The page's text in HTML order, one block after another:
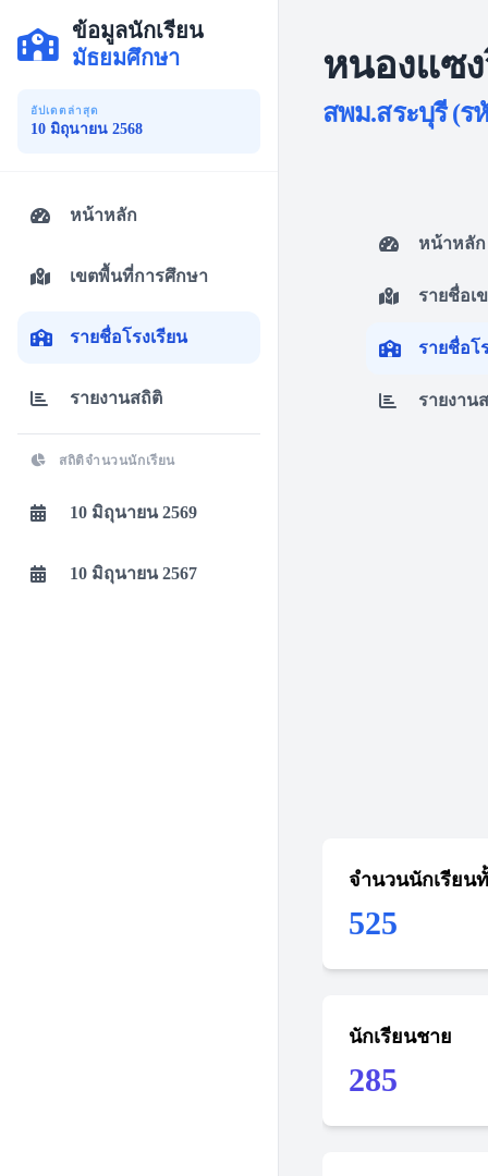
หนองแซ
สพม.สระบุรี (รหั
หน้าหลัก
รายชื่อเ
รายชื่อโ
รายงาน
จำนวนนักเรียน
525
นักเรียนชาย
285
ข้อมูลนักเรียน
มัธยมศึกษา
อัปเดตล่าสุด
10 มิถุนายน 2568
หน้าหลัก
เขตพื้นที่การศึกษา
รายชื่อโรงเรียน
รายงานสถิติ
สถิติจำนวนนักเรียน
10 มิถุนายน 2569
10 มิถุนายน 2567